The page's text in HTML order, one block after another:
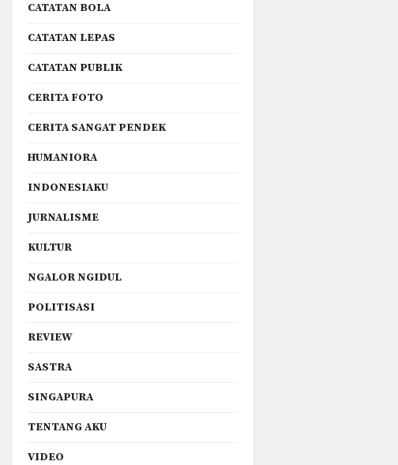
CATATAN BOLA
CATATAN LEPAS
CATATAN PUBLIK
CERITA FOTO
CERITA SANGAT PENDEK
HUMANIORA
INDONESIAKU
JURNALISME
KULTUR
NGALOR NGIDUL
POLITISASI
REVIEW
SASTRA
SINGAPURA
TENTANG AKU
VIDEO